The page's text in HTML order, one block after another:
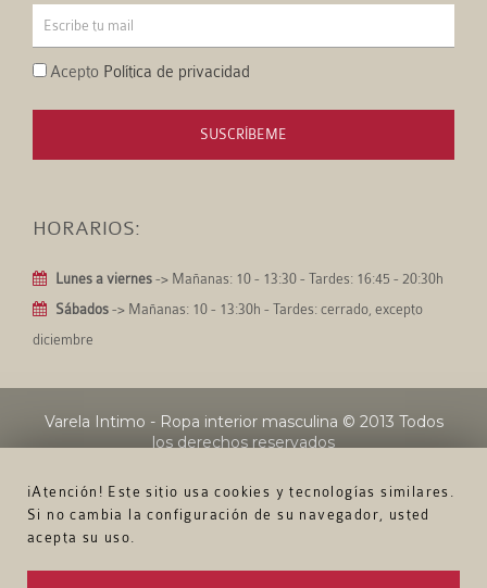
¡Atención! Este sitio usa cookies y tecnologías similares.
Si no cambia la configuración de su navegador, usted
acepta su uso.
Acepto Política de privacidad
SUSCRÍBEME
HORARIOS:
Lunes a viernes -> Mañanas: 10 - 13:30 - Tardes: 16:45 - 20:30h
Sábados -> Mañanas: 10 - 13:30h - Tardes: cerrado, excepto
diciembre
Varela Intimo - Ropa interior masculina © 2013 Todos
los derechos reservados